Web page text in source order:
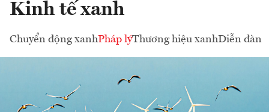
Kinh tế xanh
Chuyển động xanhPháp lýThương hiệu xanhDiễn đàn